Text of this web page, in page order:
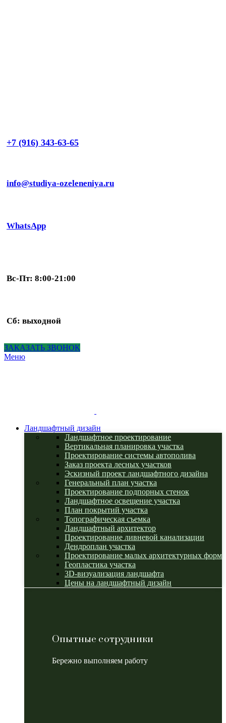
+7 (916) 343-63-65
info@studiya-ozeleneniya.ru
WhatsApp
Вс-Пт: 8:00-21:00
Сб: выходной
ЗАКАЗАТЬ ЗВОНОК
Меню
Ландшафтный дизайн
Ландшафтное проектирование
Вертикальная планировка участка
Проектирование системы автополива
Заказ проекта лесных участков
Эскизный проект ландшафтного дизайна
Генеральный план участка
Проектирование подпорных стенок
Ландшафтное освещение участка
План покрытий участка
Топографическая съемка
Ландшафтный архитектор
Проектирование ливневой канализации
Дендроплан участка
Проектирование малых архитектурных форм
Геопластика участка
3D-визуализация ландшафта
Цены на ландшафтный дизайн
Опытные сотрудники
Бережно выполняем работу